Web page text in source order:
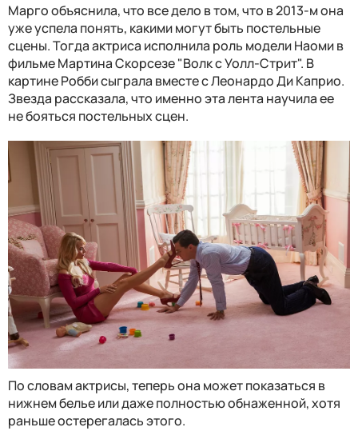
Марго объяснила, что все дело в том, что в 2013-м она
уже успела понять, какими могут быть постельные
сцены. Тогда актриса исполнила роль модели Наоми в
фильме Мартина Скорсезе "Волк с Уолл-Стрит". В
картине Робби сыграла вместе с Леонардо Ди Каприо.
Звезда рассказала, что именно эта лента научила ее
не бояться постельных сцен.
По словам актрисы, теперь она может показаться в
нижнем белье или даже полностью обнаженной, хотя
раньше остерегалась этого.